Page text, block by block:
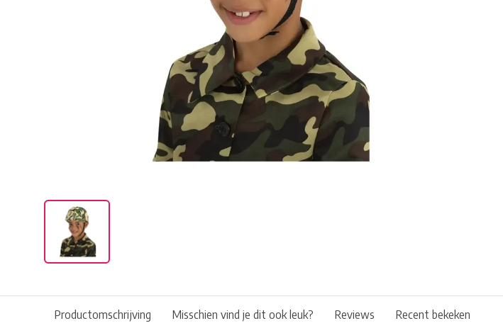
Productomschrijving Misschien vind je dit ook leuk? Reviews Recent bekeken